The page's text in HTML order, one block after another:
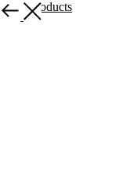
More products